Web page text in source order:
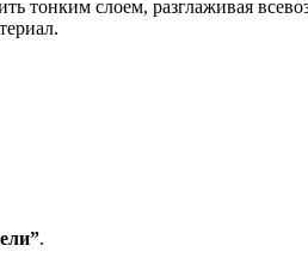
тонким слоем, разглаживая
.